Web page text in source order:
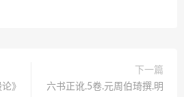
》
下一篇
六书正讹.5卷.元周伯琦撰.明